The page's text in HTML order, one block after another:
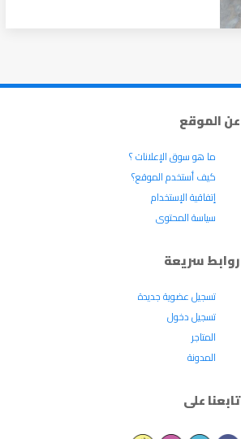
عن الموقع
ما هو سوق الإعلانات ؟
كيف أستخدم الموقع؟
إتفاقية الإستخدام
سياسة المحتوى
روابط سريعة
تسجيل عضوية جديدة
تسجيل دخول
المتاجر
المدونة
تابعنا على